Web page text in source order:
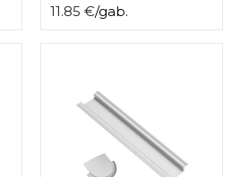
11.85 €/gab.